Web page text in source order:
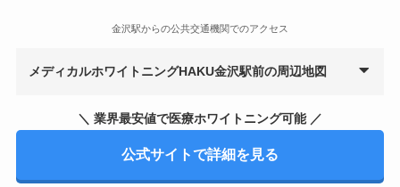
金沢駅からの公共交通機関でのアクセス
メディカルホワイトニングHAKU金沢駅前の周辺地図
＼ 業界最安値で医療ホワイトニング可能 ／
公式サイトで詳細を見る